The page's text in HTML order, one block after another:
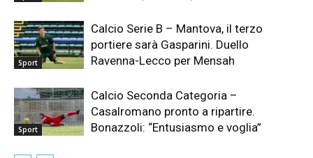
Sport
Calcio Serie B – Mantova, il terzo
portiere sarà Gasparini. Duello
Ravenna-Lecco per Mensah
Sport
Calcio Seconda Categoria –
Casalromano pronto a ripartire.
Bonazzoli: “Entusiasmo e voglia”